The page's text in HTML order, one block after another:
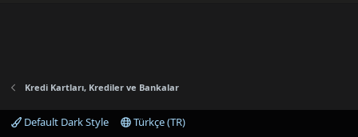
Kredi Kartları, Krediler ve Bankalar
Default Dark Style Türkçe (TR)